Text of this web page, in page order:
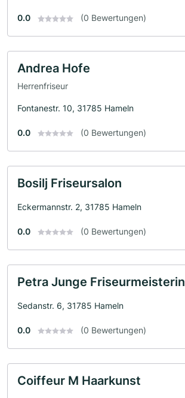
0.0 (0 Bewertungen)
Andrea Hofe
Herrenfriseur
Fontanestr. 10, 31785 Hameln
0.0 (0 Bewertungen)
Bosilj Friseursalon
Eckermannstr. 2, 31785 Hameln
0.0 (0 Bewertungen)
Petra Junge Friseurmeisterin
Sedanstr. 6, 31785 Hameln
0.0 (0 Bewertungen)
Coiffeur M Haarkunst